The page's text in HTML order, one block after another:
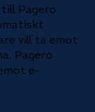
Pagero
vill ta emot
Pagero
e-